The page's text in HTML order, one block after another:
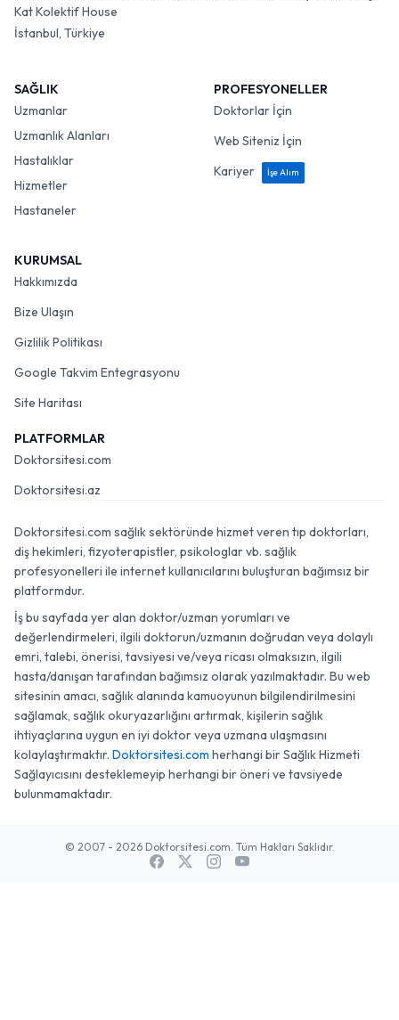
Kat Kolektif House
İstanbul, Türkiye
SAĞLIK
Uzmanlar
Uzmanlık Alanları
Hastalıklar
Hizmetler
Hastaneler
PROFESYONELLER
Doktorlar İçin
Web Siteniz İçin
Kariyer
İşe Alım
KURUMSAL
Hakkımızda
Bize Ulaşın
Gizlilik Politikası
Google Takvim Entegrasyonu
Site Haritası
PLATFORMLAR
Doktorsitesi.com
Doktorsitesi.az
Doktorsitesi.com sağlık sektöründe hizmet veren tıp doktorları,
diş hekimleri, fizyoterapistler, psikologlar vb. sağlık
profesyonelleri ile internet kullanıcılarını buluşturan bağımsız bir
platformdur.
İş bu sayfada yer alan doktor/uzman yorumları ve
değerlendirmeleri, ilgili doktorun/uzmanın doğrudan veya dolaylı
emri, talebi, önerisi, tavsiyesi ve/veya ricası olmaksızın, ilgili
hasta/danışan tarafından bağımsız olarak yazılmaktadır. Bu web
sitesinin amacı, sağlık alanında kamuoyunun bilgilendirilmesini
sağlamak, sağlık okuryazarlığını artırmak, kişilerin sağlık
ihtiyaçlarına uygun en iyi doktor veya uzmana ulaşmasını
kolaylaştırmaktır. Doktorsitesi.com herhangi bir Sağlık Hizmeti
Sağlayıcısını desteklemeyip herhangi bir öneri ve tavsiyede
bulunmamaktadır.
© 2007 - 2026 Doktorsitesi.com. Tüm Hakları Saklıdır.